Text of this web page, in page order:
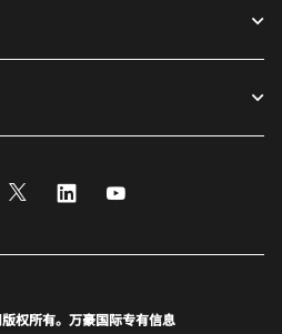
Twitter LinkedIn
权所有。万豪国际专有信息